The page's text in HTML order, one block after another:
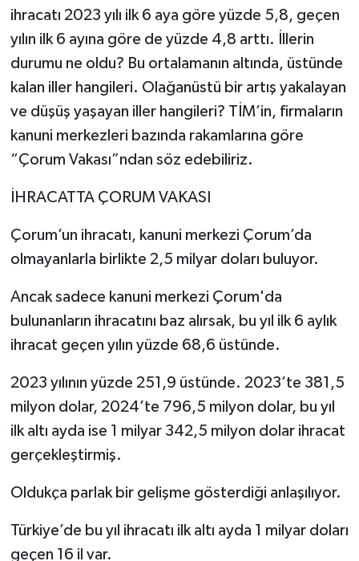
ihracatı 2023 yılı ilk 6 aya göre yüzde 5,8, geçen
yılın ilk 6 ayına göre de yüzde 4,8 arttı. İllerin
durumu ne oldu? Bu ortalamanın altında, üstünde
kalan iller hangileri. Olağanüstü bir artış yakalayan
ve düşüş yaşayan iller hangileri? TİM’in, firmaların
kanuni merkezleri bazında rakamlarına göre
“Çorum Vakası”ndan söz edebiliriz.
İHRACATTA ÇORUM VAKASI
Çorum’un ihracatı, kanuni merkezi Çorum’da
olmayanlarla birlikte 2,5 milyar doları buluyor.
Ancak sadece kanuni merkezi Çorum'da
bulunanların ihracatını baz alırsak, bu yıl ilk 6 aylık
ihracat geçen yılın yüzde 68,6 üstünde.
2023 yılının yüzde 251,9 üstünde. 2023’te 381,5
milyon dolar, 2024’te 796,5 milyon dolar, bu yıl
ilk altı ayda ise 1 milyar 342,5 milyon dolar ihracat
gerçekleştirmiş.
Oldukça parlak bir gelişme gösterdiği anlaşılıyor.
Türkiye’de bu yıl ihracatı ilk altı ayda 1 milyar doları
geçen 16 il var.